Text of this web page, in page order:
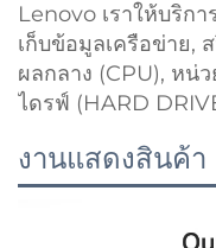
Lenovo เราให้บริก
เก็บข้อมูลเครือข่าย,
ผลกลาง (CPU), หน่
ไดรฟ์ (HARD
งานแสดงสินค้า